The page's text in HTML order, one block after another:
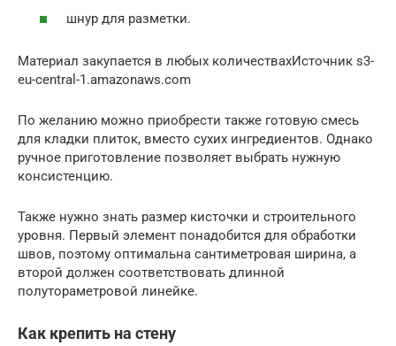
шнур для разметки.
Материал закупается в любых количествахИсточник s3-
eu-central-1.amazonaws.com
По желанию можно приобрести также готовую смесь
для кладки плиток, вместо сухих ингредиентов. Однако
ручное приготовление позволяет выбрать нужную
консистенцию.
Также нужно знать размер кисточки и строительного
уровня. Первый элемент понадобится для обработки
швов, поэтому оптимальна сантиметровая ширина, а
второй должен соответствовать длинной
полутораметровой линейке.
Как крепить на стену